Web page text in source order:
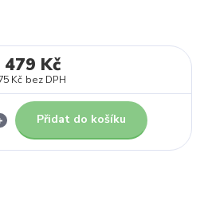
479 Kč
Kč bez DPH
Přidat do košíku